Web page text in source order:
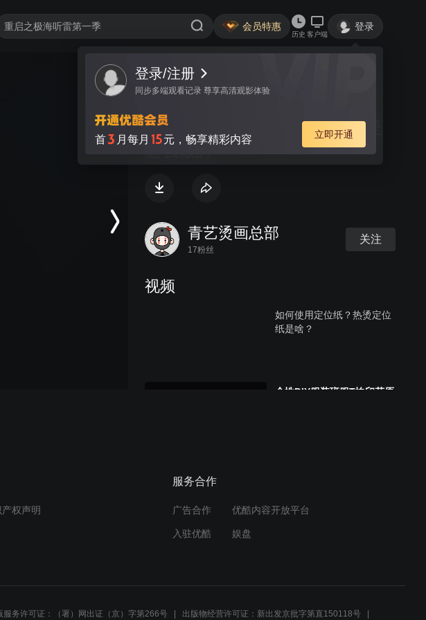
会员特惠
历史 客户端
登录
登录/注册
同步多端观看记录 尊享高清观影体验
首3 月每月 15元，畅享精彩内容 立即开通
视频 讨论
个性DIY服装班服T恤印花原来是
这么做的
青艺烫画总部
17粉丝
关注
视频
如何使用定位纸？热烫定位
纸是啥？
个性DIY服装班服T恤印花原
产权声明
服务合作
广告合作 优酷内容开放平台
入驻优酷 娱盘
服务许可证：（署）网出证（京）字第266号 出版物经营许可证：新出发京批字第直150118号